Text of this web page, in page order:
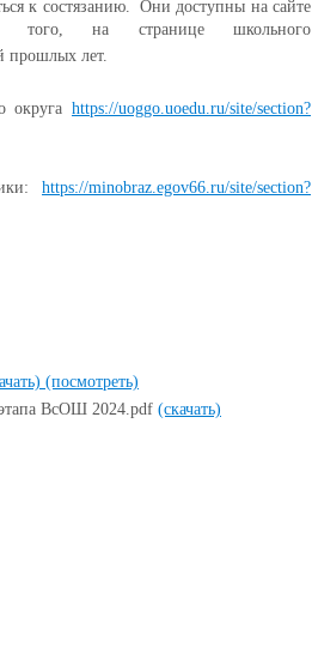
к состязанию. Они доступны на сайте
на странице школьного
прошлых лет.
округа https://uoggo.uoedu.ru/site/section?
https://minobraz.egov66.ru/site/section?
(посмотреть)
ВсОШ 2024.pdf (скачать)